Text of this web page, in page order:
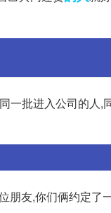
一批进入公司的人,
友,你们俩约定了